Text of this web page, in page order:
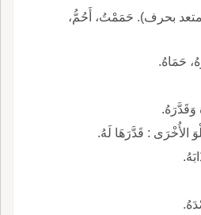
بحرف). حَمَمْتُ، أَحُمُّ،
حَمَاهُ.
وَقَدَّرَهُ.
الأُخْرَى : قَدَّرَهَا لَهُ.